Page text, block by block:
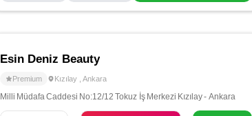
Esin Deniz Beauty
Premium Kızılay Ankara
Milli Müdafa Caddesi No:12/12 Tokuz İş Merkezi Kızılay - Ankara